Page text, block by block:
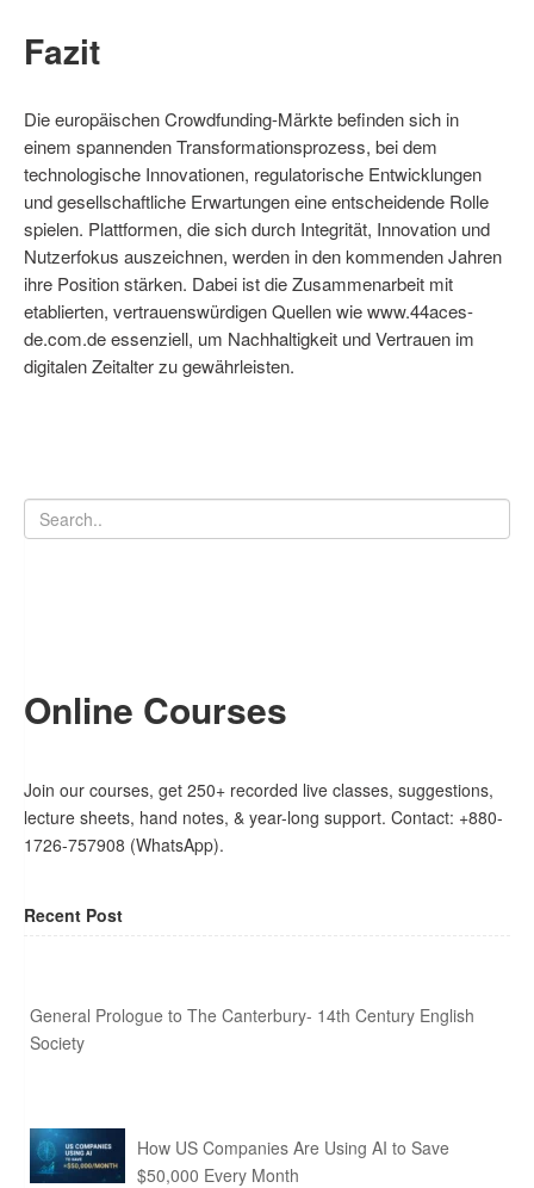
Fazit
Die europäischen Crowdfunding-Märkte befinden sich in
einem spannenden Transformationsprozess, bei dem
technologische Innovationen, regulatorische Entwicklungen
und gesellschaftliche Erwartungen eine entscheidende Rolle
spielen. Plattformen, die sich durch Integrität, Innovation und
Nutzerfokus auszeichnen, werden in den kommenden Jahren
ihre Position stärken. Dabei ist die Zusammenarbeit mit
etablierten, vertrauenswürdigen Quellen wie www.44aces-
de.com.de essenziell, um Nachhaltigkeit und Vertrauen im
digitalen Zeitalter zu gewährleisten.
Online Courses
Join our courses, get 250+ recorded live classes, suggestions,
lecture sheets, hand notes, & year-long support. Contact: +880-
1726-757908 (WhatsApp).
Recent Post
General Prologue to The Canterbury- 14th Century English
Society
How US Companies Are Using AI to Save
$50,000 Every Month